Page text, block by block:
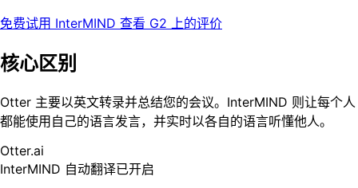
免费试用 InterMIND 查看 G2 上的评价
核心区别
Otter 主要以英文转录并总结您的会议。InterMIND 则让每个人
都能使用自己的语言发言，并实时以各自的语言听懂他人。
Otter.ai
InterMIND 自动翻译已开启